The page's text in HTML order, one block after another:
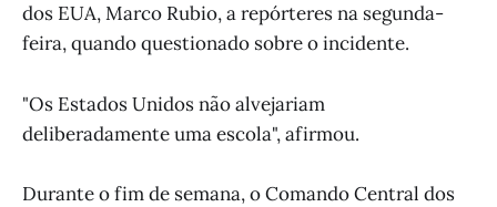
dos EUA, Marco Rubio, a repórteres na segunda-
feira, quando questionado sobre o incidente.
"Os Estados Unidos não alvejariam
deliberadamente uma escola", afirmou.
Durante o fim de semana, o Comando Central dos